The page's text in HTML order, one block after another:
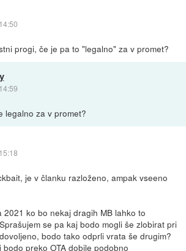
progi, če je pa to "legalno" za v promet?
legalno za v promet?
je v članku razloženo, ampak vseeno
2021 ko bo nekaj dragih MB lahko to
se pa kaj bodo mogli še zlobirat pri
bodo tako odprli vrata še drugim?
bodo preko OTA dobile podobno